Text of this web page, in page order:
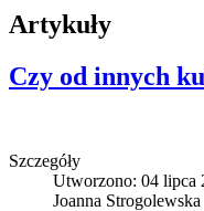
Artykuły
Czy od innych
Szczegóły
Utworzono: 04 lipca
Joanna Strogolewska